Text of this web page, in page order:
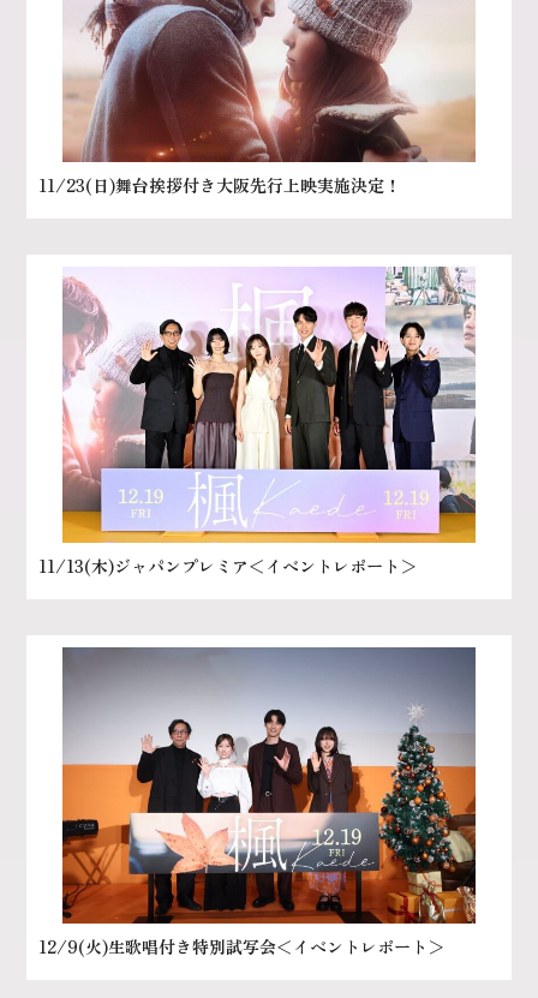
11/23(日)舞台挨拶付き大阪先行上映実施決定！
11/13(木)ジャパンプレミア＜イベントレポート＞
12/9(火)生歌唱付き特別試写会＜イベントレポート＞